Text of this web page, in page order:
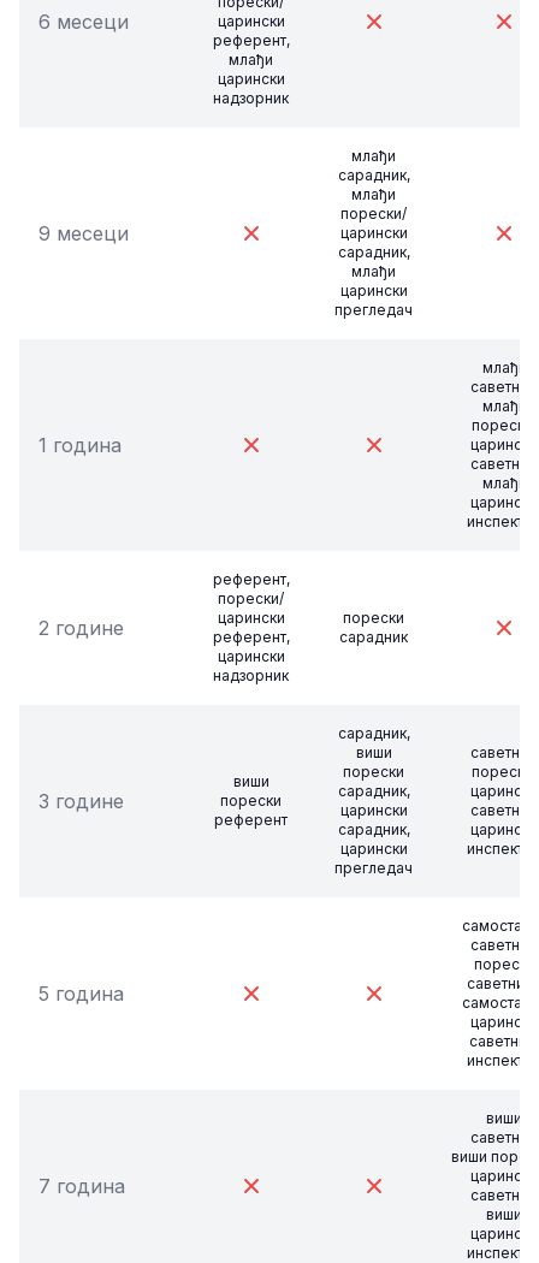
6 месеци
царински
референт,
млађи
царински
надзорник
9 месеци
млађи
сарадник,
млађи
порески/
царински
сарадник,
млађи
царински
прегледач
1 година
млађи
саветник,
млађи
порески/
царински
саветник,
млађи
царински
2 године
референт,
порески/
царински
референт,
царински
надзорник
порески
сарадник
3 године
виши
порески
референт
сарадник,
виши
порески
сарадник,
царински
сарадник,
царински
прегледач
саветник,
порески/
царински
саветник,
царински
5 година
саветник,
порески
саветник
царински
саветник/
7 година
виши
саветник,
виши
царински
саветник,
виши
царински